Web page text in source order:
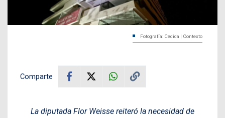
Fotografía: Cedida | Contexto
Comparte
La diputada Flor Weisse reiteró la necesidad de